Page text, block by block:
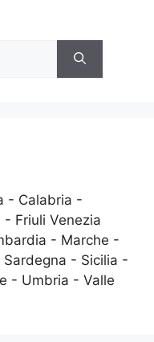
- Calabria -
- Friuli Venezia
- Marche -
- Sicilia -
- Umbria - Valle